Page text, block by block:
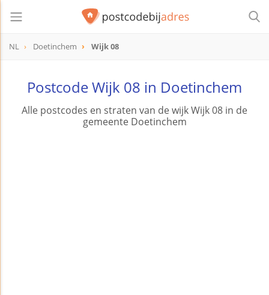
NL Doetinchem Wijk 08
Postcode Wijk 08 in Doetinchem
Alle postcodes en straten van de wijk Wijk 08 in de
gemeente Doetinchem